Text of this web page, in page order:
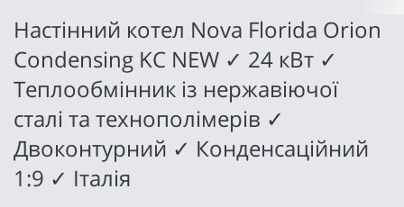
Настінний котел Nova Florida Orion
Condensing KC NEW ✓ 24 кВт ✓
Теплообмінник із нержавіючої
сталі та технополімерів ✓
Двоконтурний ✓ Конденсаційний
1:9 ✓ Італія